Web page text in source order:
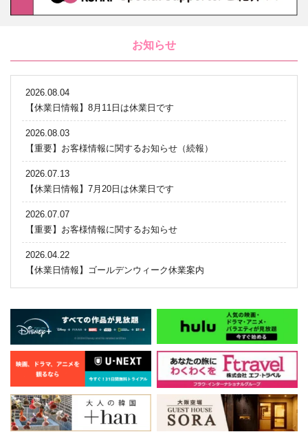
お知らせ
2026.08.04
【休業日情報】8月11日は休業日です
2026.08.03
【重要】お客様情報に関するお知らせ（続報）
2026.07.13
【休業日情報】7月20日は休業日です
2026.07.07
【重要】お客様情報に関するお知らせ
2026.04.22
【休業日情報】ゴールデンウィーク休業案内